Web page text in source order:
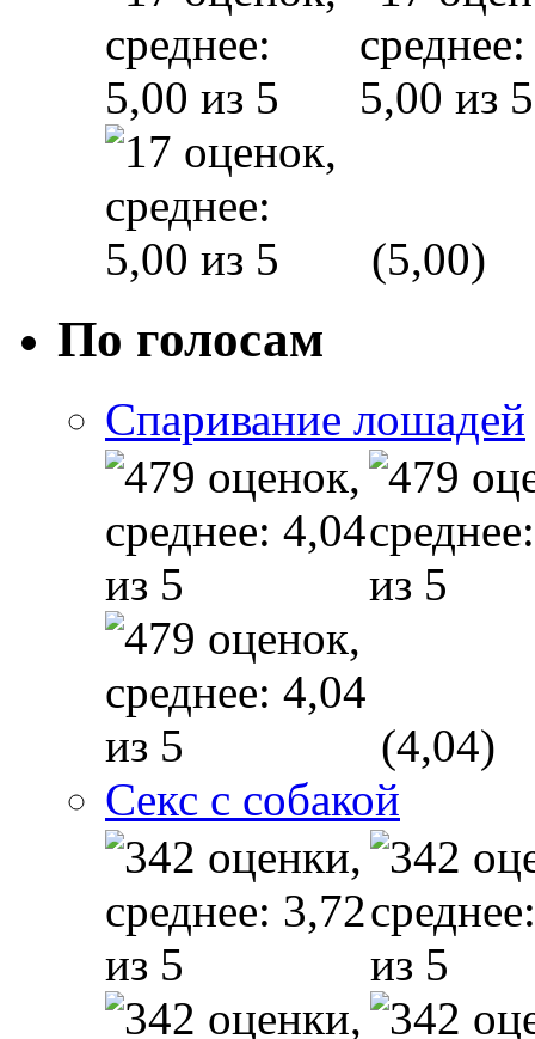
(5,00)
По голосам
Спаривание лошадей
(4,04)
Секс с собакой